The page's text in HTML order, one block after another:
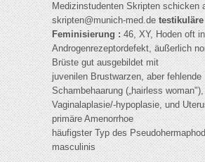
Medizinstudenten Skripten schicken
skripten@munich-med.de testikuläre
Feminisierung :46, XY, Hoden oft
Androgenrezeptordefekt, äußerlich
Brüste gut ausgebildet mit
juvenilen Brustwarzen, aber fehlende
Schambehaarung („hairless woman"),
Vaginalaplasie/-hypoplasie, und
primäre Amenorrhoe
häufigster Typ des
masculinis